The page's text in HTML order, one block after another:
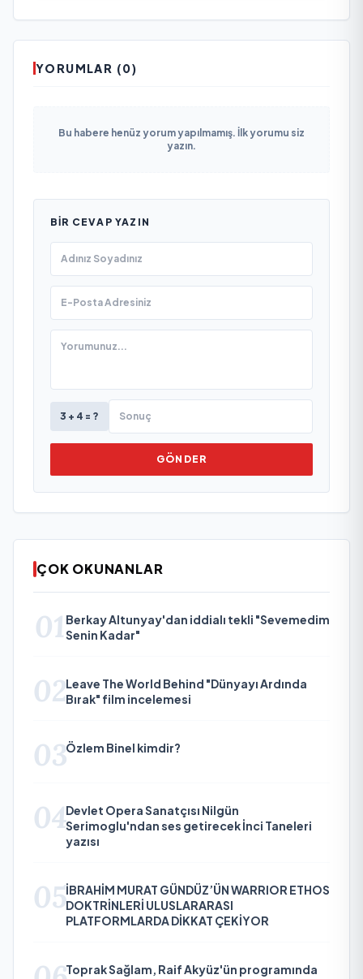
YORUMLAR (0)
Bu habere henüz yorum yapılmamış. İlk yorumu siz
yazın.
BIR CEVAP YAZIN
3 + 4 = ?
GÖNDER
ÇOK OKUNANLAR
01 Berkay Altunyay'dan iddialı tekli "Sevemedim
Senin Kadar"
02Leave The World Behind "Dünyayı Ardında
Bırak" film incelemesi
03Özlem Binel kimdir?
04Devlet Opera Sanatçısı Nilgün
Serimoglu'ndan ses getirecek İnci Taneleri
yazısı
05İBRAHİM MURAT GÜNDÜZ’ÜN WARRIOR ETHOS
DOKTRİNLERİ ULUSLARARASI
PLATFORMLARDA DİKKAT ÇEKİYOR
Toprak Sağlam, Raif Akyüz'ün programında